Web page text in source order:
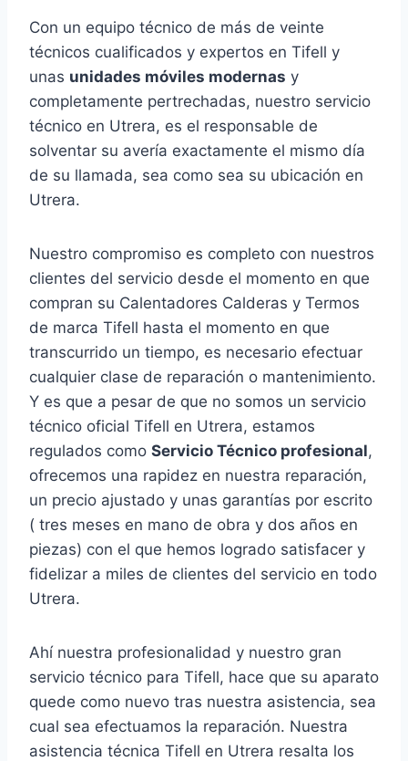
Con un equipo técnico de más de veinte
técnicos cualificados y expertos en Tifell y
unas unidades móviles modernas y
completamente pertrechadas, nuestro servicio
técnico en Utrera, es el responsable de
solventar su avería exactamente el mismo día
de su llamada, sea como sea su ubicación en
Utrera.
Nuestro compromiso es completo con nuestros
clientes del servicio desde el momento en que
compran su Calentadores Calderas y Termos
de marca Tifell hasta el momento en que
transcurrido un tiempo, es necesario efectuar
cualquier clase de reparación o mantenimiento.
Y es que a pesar de que no somos un servicio
técnico oficial Tifell en Utrera, estamos
regulados como Servicio Técnico profesional,
ofrecemos una rapidez en nuestra reparación,
un precio ajustado y unas garantías por escrito
( tres meses en mano de obra y dos años en
piezas) con el que hemos logrado satisfacer y
fidelizar a miles de clientes del servicio en todo
Utrera.
Ahí nuestra profesionalidad y nuestro gran
servicio técnico para Tifell, hace que su aparato
quede como nuevo tras nuestra asistencia, sea
cual sea efectuamos la reparación. Nuestra
asistencia técnica Tifell en Utrera resalta los